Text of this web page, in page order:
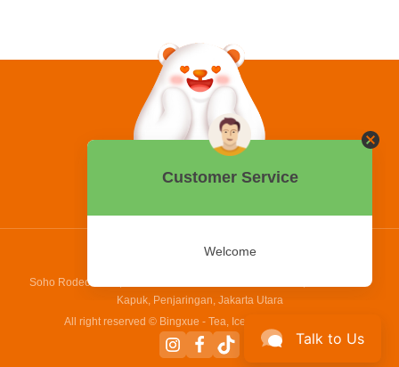
0858 2015 9999
PT Bing Kreatif Mandiri
Soho Rodeo Drive, No. 5 - 6 Jl. Laksamana Yos Sudarso, Pantai Indah
Kapuk, Penjaringan, Jakarta Utara
All right reserved © Bingxue - Tea, Ice cream and Coffee
Talk to Us